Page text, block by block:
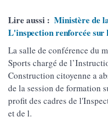
Lire aussi : Ministère de
L'inspection renforcée
La salle de conférence du
Sports chargé de
Construction citoyenne a
de la session de formation
profit des cadres de
et de l.